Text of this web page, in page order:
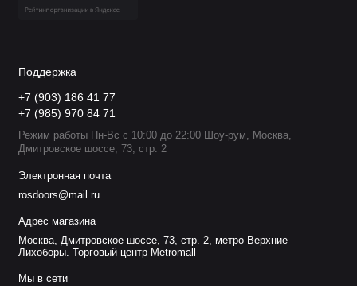
Поддержка
+7 (903) 186 41 77
+7 (985) 970 84 71
Режим работы Пн-Вс с 10:00 до 22:00 Шоу-рум, Москва,
Дмитровское шоссе, 73, стр. 2
Электронная почта
rosdoors@mail.ru
Адрес магазина
Москва, Дмитровское шоссе, 73, стр. 2, метро Верхние
Лихоборы. Торговый центр Metromall
Мы в сети